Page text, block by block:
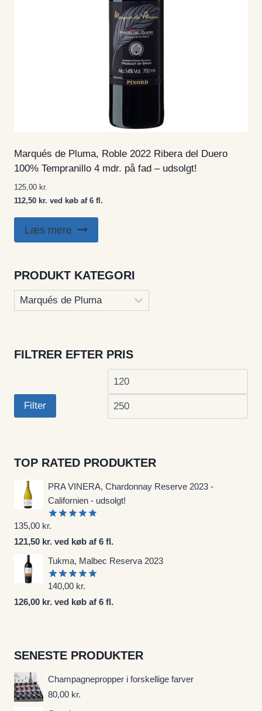
Marqués de Pluma, Roble 2022 Ribera del Duero
100% Tempranillo 4 mdr. på fad – udsolgt!
125,00 kr.
112,50 kr. ved køb af 6 fl.
Læs mere
PRODUKT KATEGORI
FILTRER EFTER PRIS
Mindste
Filter
TOP RATED PRODUKTER
PRA VINERA, Chardonnay Reserve 2023 -
Californien - udsolgt!
Vurderet
ud af
5
135,00 kr.
121,50 kr. ved køb af 6 fl.
Tukma, Malbec Reserva 2023
Vurderet
ud af
5
140,00 kr.
126,00 kr. ved køb af 6 fl.
SENESTE PRODUKTER
Champagnepropper i forskellige farver
80,00 kr.